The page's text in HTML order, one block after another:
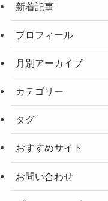
新着記事
プロフィール
月別アーカイブ
カテゴリー
タグ
おすすめサイト
お問い合わせ